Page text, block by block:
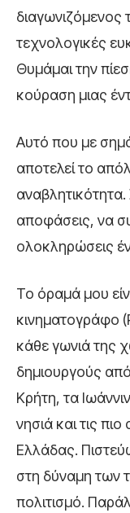
διαγωνιζόμενος
τεχνολογικές
Θυμάμαι την
κούραση μιας
Αυτό που με
αποτελεί το
αποφάσεις, να
ολοκληρώσεις
Το όραμά μου
κινηματογράφο
κάθε γωνιά της
δημιουργούς
Κρήτη, τα
νησιά και τις
Ελλάδας.
στη δύναμη των
πολιτισμό.